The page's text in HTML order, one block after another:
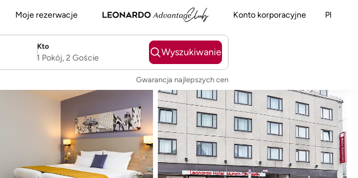
Moje rezerwacje Konto korporacyjne Pl
Kto
Username
1 Pokój, 2 Goście
Wyszukiwanie
Gwarancja najlepszych cen